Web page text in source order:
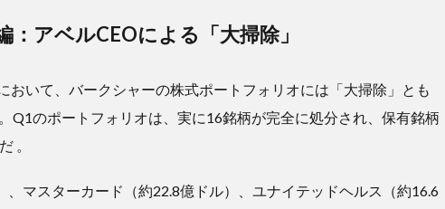
アベルCEOによる「大掃除」
おいて、バークシャーの株式ポートフォリオには「大掃除」とも
。Q1のポートフォリオは、実に16銘柄が完全に処分され、保有銘柄
。
、マスターカード（約22.8億ドル）、ユナイテッドヘルス（約16.6